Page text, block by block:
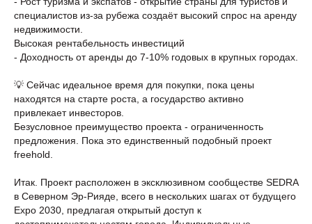
специалистов из-за рубежа создаёт высокий спрос на аренду
недвижимости.
Высокая рентабельность инвестиций
- Доходность от аренды до 7-10% годовых в крупных городах.
💡 Сейчас идеальное время для покупки, пока цены
находятся на старте роста, а государство активно
привлекает инвесторов.
Безусловное преимущество проекта - ограниченность
предложения. Пока это единственный подобный проект
freehold.
Итак. Проект расположен в эксклюзивном сообществе SEDRA
в Северном Эр-Рияде, всего в нескольких шагах от будущего
Expo 2030, предлагая открытый доступ к